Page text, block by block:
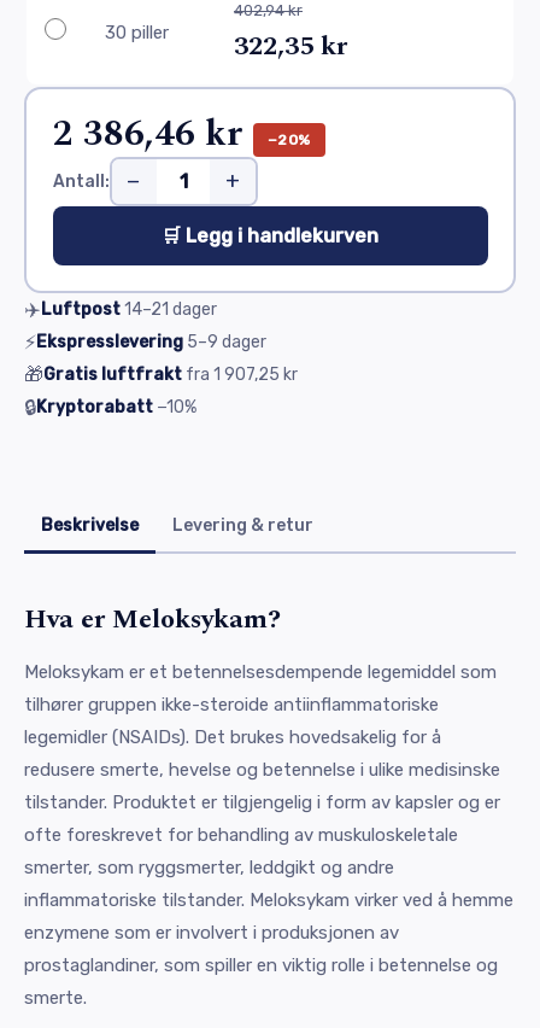
30 piller
402,94 kr
322,35 kr
2 386,46 kr −20%
Antall: − +
🛒 Legg i handlekurven
✈️Luftpost14–21 dager
⚡Ekspresslevering 5–9 dager
🎁Gratis luftfrakt fra 1 907,25 kr
🔒Kryptorabatt −10%
Beskrivelse Levering & retur
Hva er Meloksykam?
Meloksykam er et betennelsesdempende legemiddel som
tilhører gruppen ikke-steroide antiinflammatoriske
legemidler (NSAIDs). Det brukes hovedsakelig for å
redusere smerte, hevelse og betennelse i ulike medisinske
tilstander. Produktet er tilgjengelig i form av kapsler og er
ofte foreskrevet for behandling av muskuloskeletale
smerter, som ryggsmerter, leddgikt og andre
inflammatoriske tilstander. Meloksykam virker ved å hemme
enzymene som er involvert i produksjonen av
prostaglandiner, som spiller en viktig rolle i betennelse og
smerte.